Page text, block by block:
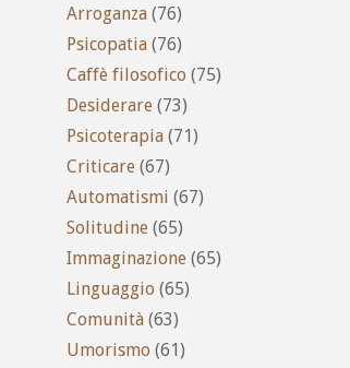
Arroganza (76)
Psicopatia (76)
Caffè filosofico (75)
Desiderare (73)
Psicoterapia (71)
Criticare (67)
Automatismi (67)
Solitudine (65)
Immaginazione (65)
Linguaggio (65)
Comunità (63)
Umorismo (61)